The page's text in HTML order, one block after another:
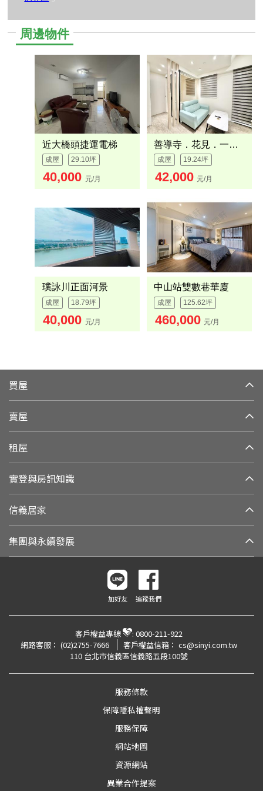
周邊物件
近大橋頭捷運電梯
成屋 29.10坪
40,000 元/月
善導寺．花見．一房一廳
成屋 19.24坪
42,000 元/月
璞詠川正面河景
成屋 18.79坪
40,000 元/月
中山站雙數巷華廈
成屋 125.62坪
460,000 元/月
買屋
賣屋
租屋
實登與房訊知識
信義居家
集團與永續發展
加好友 追蹤我們
客戶權益專線 : 0800-211-922
網路客服： (02)2755-7666 客戶權益信箱： cs@sinyi.com.tw
110 台北市信義區信義路五段100號
服務條款
保障隱私權聲明
服務保障
網站地圖
資源網站
異業合作提案